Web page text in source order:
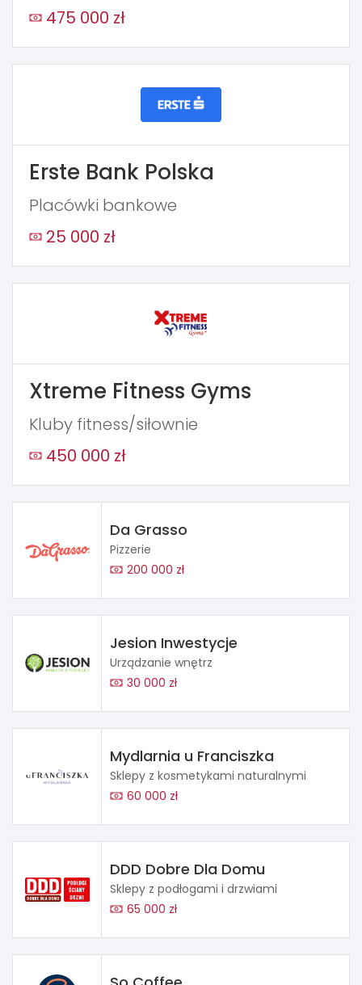
475 000 zł
Erste Bank Polska
Placówki bankowe
25 000 zł
Xtreme Fitness Gyms
Kluby fitness/siłownie
450 000 zł
Da Grasso
Pizzerie
200 000 zł
Jesion Inwestycje
Urządzanie wnętrz
30 000 zł
Mydlarnia u Franciszka
Sklepy z kosmetykami naturalnymi
60 000 zł
DDD Dobre Dla Domu
Sklepy z podłogami i drzwiami
65 000 zł